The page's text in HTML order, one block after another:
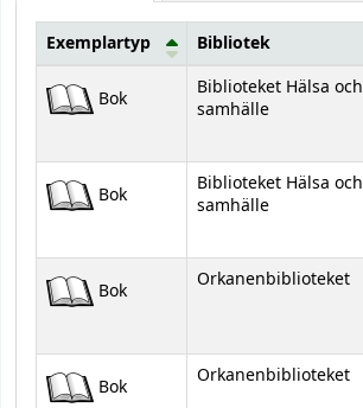
Bestånd
Exemplartyp Bibliotek
Bok
Biblioteket Hälsa och
samhälle
Bok
Biblioteket Hälsa och
samhälle
Bok Orkanenbiblioteket
Bok Orkanenbiblioteket